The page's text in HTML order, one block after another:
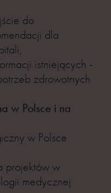
do
dla
istniejących -
zdrowotnych
w Polsce i na
w Polsce
projektów w
medycznej